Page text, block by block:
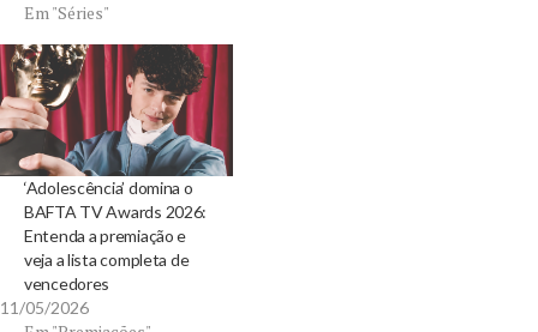
Em "Séries"
‘Adolescência’ domina o
BAFTA TV Awards 2026:
Entenda a premiação e
veja a lista completa de
vencedores
11/05/2026